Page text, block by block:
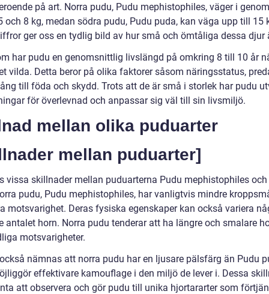
på art. Norra pudu, Pudu mephistophiles, väger i
och 8 kg, medan södra pudu, Pudu puda, kan väga upp till 15
ger oss en tydlig bild av hur små och ömtåliga dessa djur
har pudu en genomsnittlig livslängd på omkring 8 till 10 år
vilda. Detta beror på olika faktorer såsom näringsstatus,
till föda och skydd. Trots att de är små i storlek har pudu
för överlevnad och anpassar sig väl till sin livsmiljö.
mellan olika puduarter
mellan puduarter]
vissa skillnader mellan puduarterna Pudu mephistophiles
pudu, Pudu mephistophiles, har vanligtvis mindre
motsvarighet. Deras fysiska egenskaper kan också variera
antalet horn. Norra pudu tenderar att ha längre och smalare
motsvarigheter.
nämnas att norra pudu har en ljusare pälsfärg än Pudu
effektivare kamouflage i den miljö de lever i. Dessa
att observera och gör pudu till unika hjortararter som